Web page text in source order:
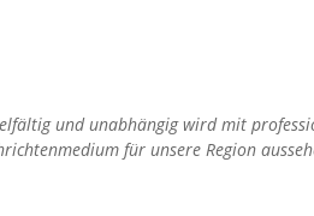
und unabhängig wird mit
für unsere Region